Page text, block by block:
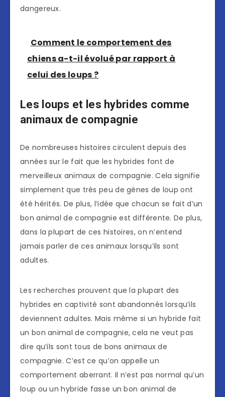
dangereux.
Comment le comportement des
chiens a-t-il évolué par rapport à
celui des loups ?
Les loups et les hybrides comme
animaux de compagnie
De nombreuses histoires circulent depuis des
années sur le fait que les hybrides font de
merveilleux animaux de compagnie. Cela signifie
simplement que très peu de gènes de loup ont
été hérités. De plus, l’idée que chacun se fait d’un
bon animal de compagnie est différente. De plus,
dans la plupart de ces histoires, on n’entend
jamais parler de ces animaux lorsqu’ils sont
adultes.
Les recherches prouvent que la plupart des
hybrides en captivité sont abandonnés lorsqu’ils
deviennent adultes. Mais même si un hybride fait
un bon animal de compagnie, cela ne veut pas
dire qu’ils sont tous de bons animaux de
compagnie. C’est ce qu’on appelle un
comportement aberrant. Il n’est pas normal qu’un
loup ou un hybride fasse un bon animal de